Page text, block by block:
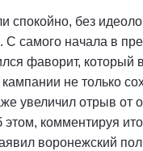
без
С самого начала в
фаворит, который
не только
увеличил отрыв от
этом, комментируя
воронежский